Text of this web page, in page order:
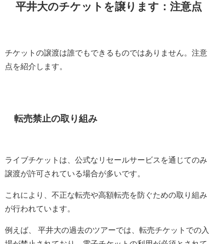
平井大のチケットを譲ります：注意点
チケットの譲渡は誰でもできるものではありません。注意
点を紹介します。
転売禁止の取り組み
ライブチケットは、公式なリセールサービスを通じてのみ
譲渡が許可されている場合が多いです。
これにより、不正な転売や高額転売を防ぐための取り組み
が行われています。
例えば、 平井大の過去のツアーでは、転売チケットでの入